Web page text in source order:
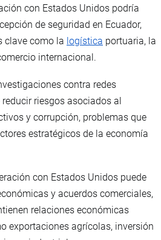
con Estados Unidos podría
de seguridad en Ecuador,
clave como la logística portuaria, la
internacional.
contra redes
riesgos asociados al
y corrupción, problemas que
estratégicos de la economía
con Estados Unidos puede
y acuerdos comerciales,
relaciones económicas
exportaciones agrícolas, inversión